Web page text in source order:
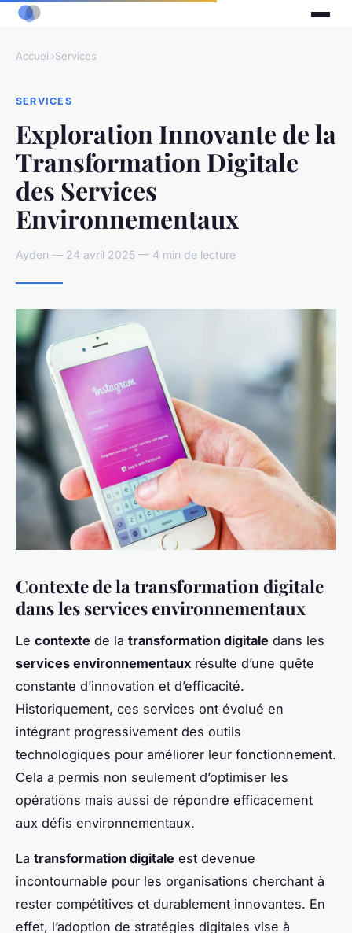
Accueil›Services
SERVICES
Exploration Innovante de la
Transformation Digitale
des Services
Environnementaux
Ayden — 24 avril 2025 — 4 min de lecture
Contexte de la transformation digitale
dans les services environnementaux
Le contexte de la transformation digitale dans les
services environnementaux résulte d’une quête
constante d’innovation et d’efficacité.
Historiquement, ces services ont évolué en
intégrant progressivement des outils
technologiques pour améliorer leur fonctionnement.
Cela a permis non seulement d’optimiser les
opérations mais aussi de répondre efficacement
aux défis environnementaux.
La transformation digitale est devenue
incontournable pour les organisations cherchant à
rester compétitives et durablement innovantes. En
effet, l’adoption de stratégies digitales vise à